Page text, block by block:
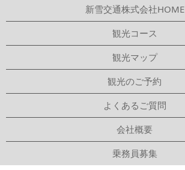
新雪交通株式会社HOME
観光コース
観光マップ
観光のご予約
よくあるご質問
会社概要
乗務員募集